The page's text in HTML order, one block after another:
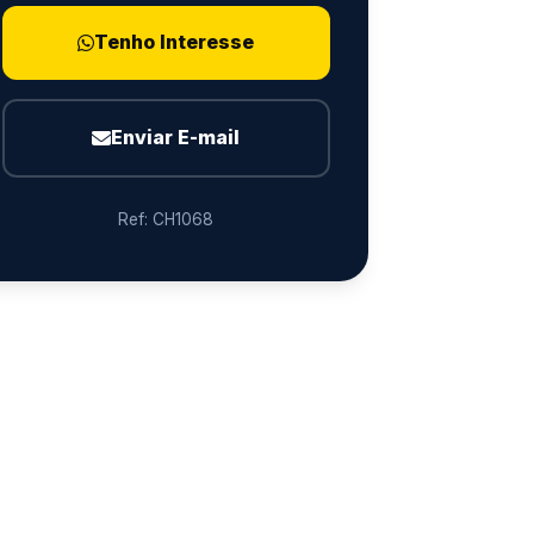
Tenho Interesse
Enviar E-mail
Ref: CH1068